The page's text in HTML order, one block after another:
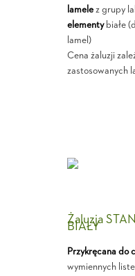
lamelez grupy
elementybiałe
lamel)
Cena żaluzji
zastosowanych
Żaluzja
BIAŁY
Przykręcana do
wymiennych